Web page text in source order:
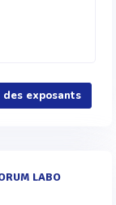
exposants
LABO